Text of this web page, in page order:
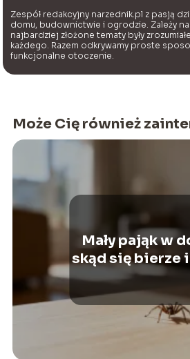
Zespół redakcyjny narzednik.pl z pasją
domu, budownictwie i ogrodzie. Zależy
najbardziej złożone tematy były
każdego. Razem odkrywamy proste
funkcjonalne otoczenie.
Może Cię również
Mały pająk w
skąd się bierze
go pozbyć?